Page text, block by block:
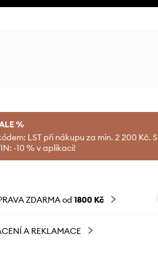
%
LST při nákupu za min. 2 200 Kč. S
-10 % v aplikaci!
ZDARMA od 1800 Kč
A REKLAMACE